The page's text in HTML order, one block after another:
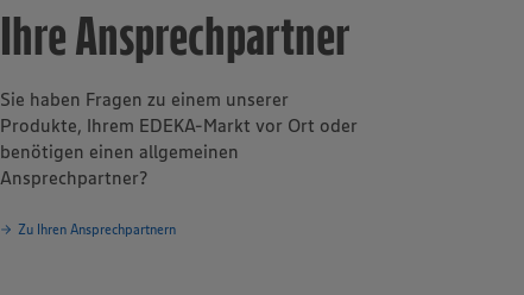
Ihre Ansprechpartner
Sie haben Fragen zu einem unserer
Produkte, Ihrem EDEKA-Markt vor Ort oder
benötigen einen allgemeinen
Ansprechpartner?
Zu Ihren Ansprechpartnern